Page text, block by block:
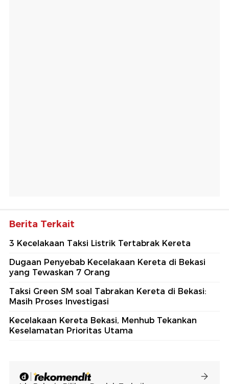
Berita Terkait
3 Kecelakaan Taksi Listrik Tertabrak Kereta
Dugaan Penyebab Kecelakaan Kereta di Bekasi
yang Tewaskan 7 Orang
Taksi Green SM soal Tabrakan Kereta di Bekasi:
Masih Proses Investigasi
Kecelakaan Kereta Bekasi, Menhub Tekankan
Keselamatan Prioritas Utama